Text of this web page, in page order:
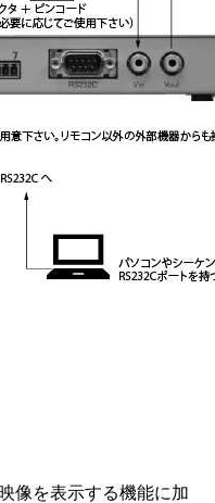
像を表示する機能に加